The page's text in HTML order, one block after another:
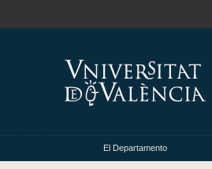
El Departamento